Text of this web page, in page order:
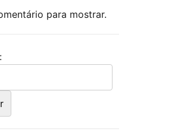
para mostrar.